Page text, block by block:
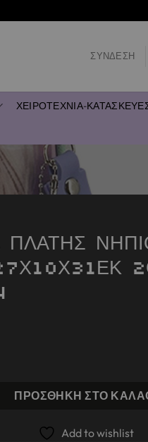
ΣΎΝΔΕΣΗ
ΧΕΙΡΟΤΕΧΝΙΑ-
ΠΛΑΤΗΣ
ΝΗΠΙΟΥ MUST TEAM
ΠΡΟΣΘΉΚΗ ΣΤΟ
Add to wishlist